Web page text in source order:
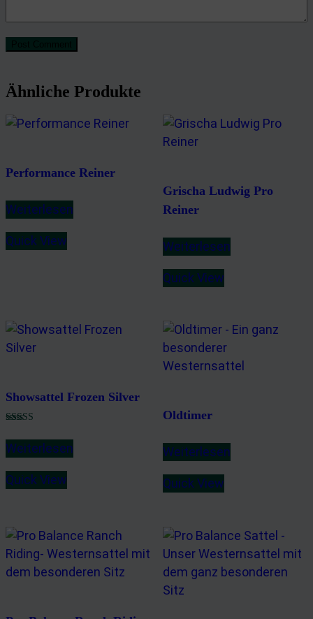
Ähnliche Produkte
Performance Reiner
Weiterlesen
Quick View
Grischa Ludwig Pro
Reiner
Weiterlesen
Quick View
Showsattel Frozen Silver
5.00
von 5
Weiterlesen
Quick View
Oldtimer
Weiterlesen
Quick View